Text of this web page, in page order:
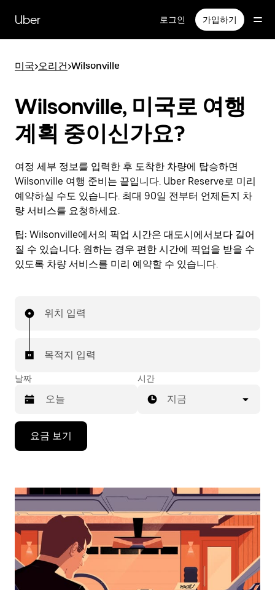
Uber 로그인 가입하기
미국>오리건>Wilsonville
Wilsonville, 미국로 여행
계획 중이신가요?
여정 세부 정보를 입력한 후 도착한 차량에 탑승하면
Wilsonville 여행 준비는 끝입니다. Uber Reserve로 미리
예약하실 수도 있습니다. 최대 90일 전부터 언제든지 차
량 서비스를 요청하세요.
팁: Wilsonville에서의 픽업 시간은 대도시에서보다 길어
질 수 있습니다. 원하는 경우 편한 시간에 픽업을 받을 수
있도록 차량 서비스를 미리 예약할 수 있습니다.
위치 입력
목적지 입력
날짜
작
면
아
래
화
살
시간
지금
요금 보기